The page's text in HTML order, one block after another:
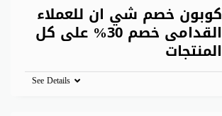
كوبون خصم شي ان للعملاء
القدامى خصم 30% على كل
المنتجات
See Details